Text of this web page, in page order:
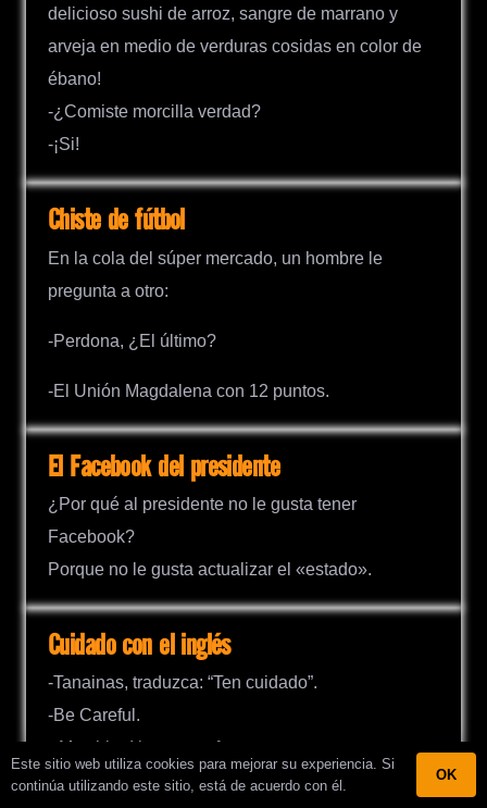
delicioso sushi de arroz, sangre de marrano y
arveja en medio de verduras cosidas en color de
ébano!
-¿Comiste morcilla verdad?
-¡Si!
Chiste de fútbol
En la cola del súper mercado, un hombre le
pregunta a otro:
-Perdona, ¿El último?
-El Unión Magdalena con 12 puntos.
El Facebook del presidente
¿Por qué al presidente no le gusta tener
Facebook?
Porque no le gusta actualizar el «estado».
Cuidado con el inglés
-Tanainas, traduzca: “Ten cuidado”.
-Be Careful.
-¡Muy bien! haga una frase…
-Mi amor, ¡Be Al Careful y trae el pan!
Este sitio web utiliza cookies para mejorar su experiencia. Si
continúa utilizando este sitio, está de acuerdo con él.
OK